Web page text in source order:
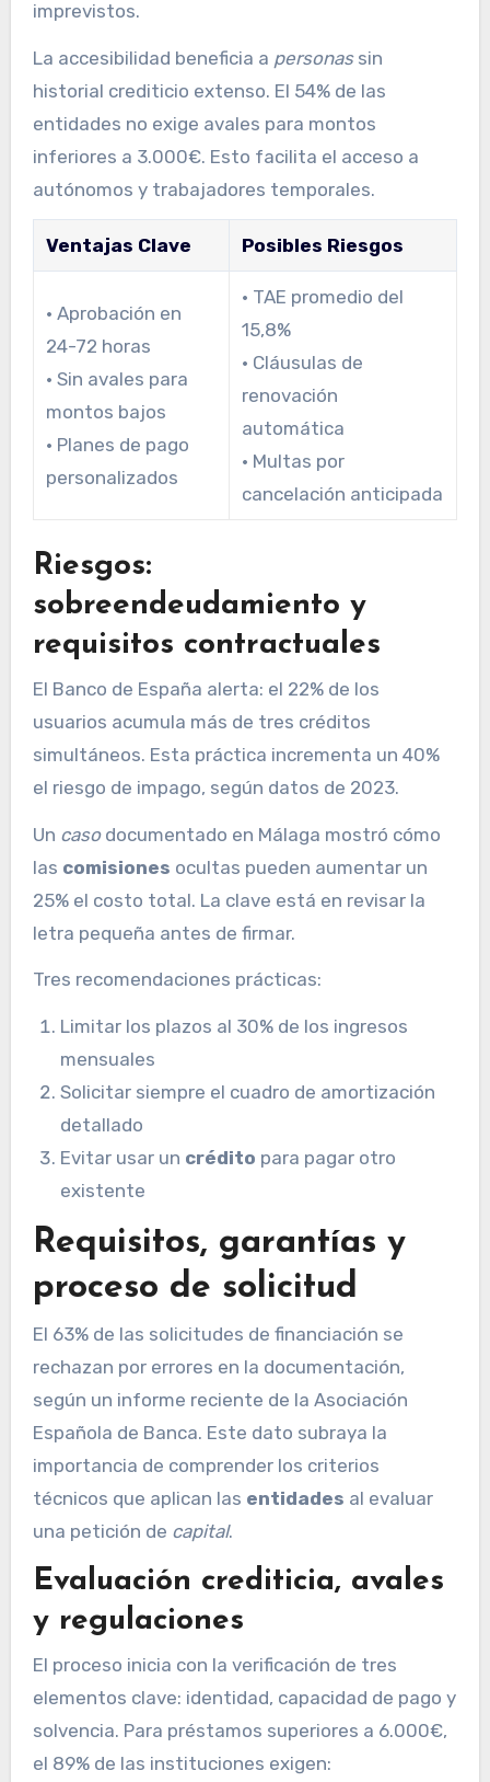
imprevistos.
La accesibilidad beneficia a personassin
historial crediticio extenso. El 54% de las
entidades no exige avales para montos
inferiores a 3.000€. Esto facilita el acceso a
autónomos y trabajadores temporales.
Ventajas Clave Posibles Riesgos
• Aprobación en
24-72 horas
• Sin avales para
montos bajos
• Planes de pago
personalizados
• TAE promedio del
15,8%
• Cláusulas de
renovación
automática
• Multas por
cancelación anticipada
Riesgos:
sobreendeudamiento y
requisitos contractuales
El Banco de España alerta: el 22% de los
usuarios acumula más de tres créditos
simultáneos. Esta práctica incrementa un 40%
el riesgo de impago, según datos de 2023.
Un casodocumentado en Málaga mostró cómo
las comisiones ocultas pueden aumentar un
25% el costo total. La clave está en revisar la
letra pequeña antes de firmar.
Tres recomendaciones prácticas:
Limitar los plazos al 30% de los ingresos
mensuales
Solicitar siempre el cuadro de amortización
detallado
Evitar usar un crédito para pagar otro
existente
Requisitos, garantías y
proceso de solicitud
El 63% de las solicitudes de financiación se
rechazan por errores en la documentación,
según un informe reciente de la Asociación
Española de Banca. Este dato subraya la
importancia de comprender los criterios
técnicos que aplican las entidades al evaluar
una petición de capital.
Evaluación crediticia, avales
y regulaciones
El proceso inicia con la verificación de tres
elementos clave: identidad, capacidad de pago y
solvencia. Para préstamos superiores a 6.000€,
el 89% de las instituciones exigen: